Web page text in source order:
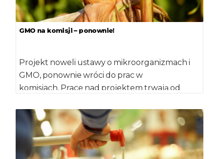
GMO na komisji – ponownie!
Projekt noweli ustawy o mikroorganizmach i
GMO, ponownie wróci do prac w
komisjach. Prace nad projektem trwają od